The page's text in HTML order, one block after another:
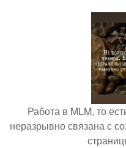
Работа в MLM, то
неразрывно связана с